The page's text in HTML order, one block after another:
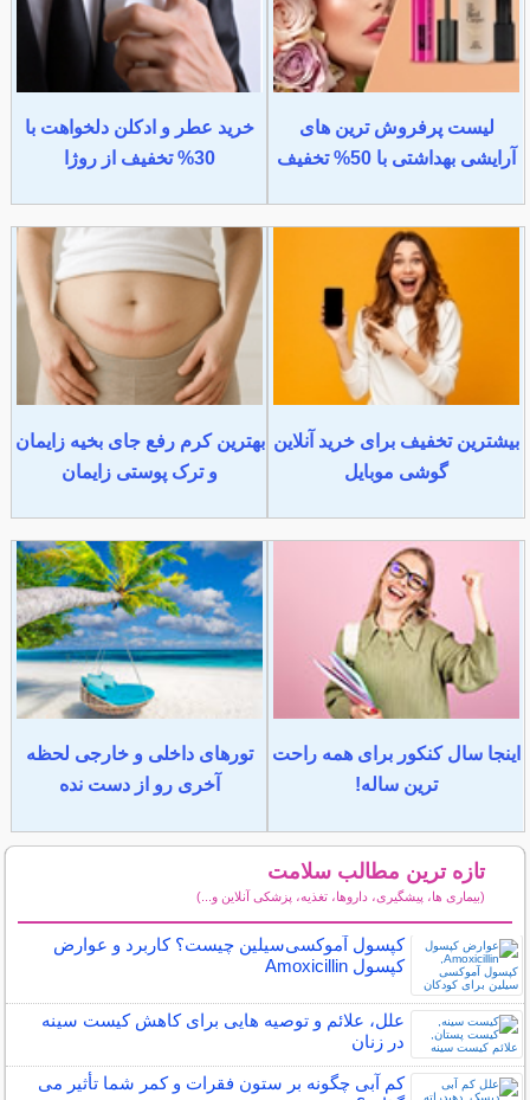
لیست پرفروش ترین های
آرایشی بهداشتی با 50% تخفیف
خرید عطر و ادکلن دلخواهت با
30% تخفیف از روژا
بیشترین تخفیف برای خرید آنلاین
گوشی موبایل
بهترین کرم رفع جای بخیه زایمان
و ترک پوستی زایمان
اینجا سال کنکور برای همه راحت
ترین ساله!
تورهای داخلی و خارجی لحظه
آخری رو از دست نده
تازه ترین مطالب سلامت
(بیماری ها، پیشگیری، داروها، تغذیه، پزشکی آنلاین و...)
کپسول آموکسی‌سیلین چیست؟ کاربرد و عوارض
کپسول Amoxicillin
علل، علائم و توصیه هایی برای کاهش کیست سینه
در زنان
کم آبی چگونه بر ستون فقرات و کمر شما تأثیر می